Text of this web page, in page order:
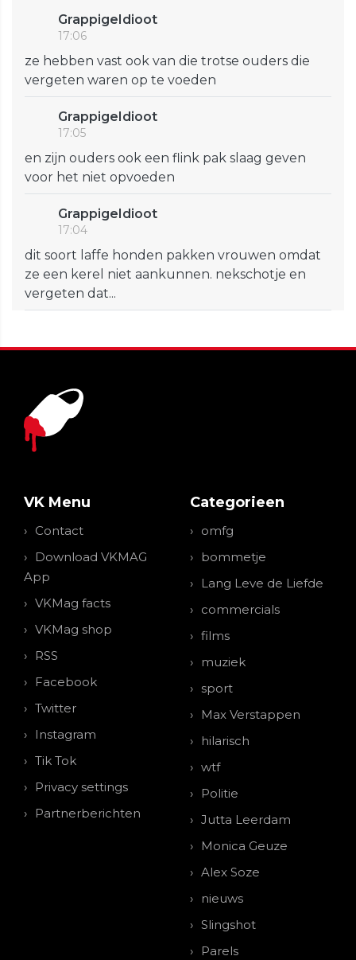
GrappigeIdioot
17:06
ze hebben vast ook van die trotse ouders die
vergeten waren op te voeden
GrappigeIdioot
17:05
en zijn ouders ook een flink pak slaag geven
voor het niet opvoeden
GrappigeIdioot
17:04
dit soort laffe honden pakken vrouwen omdat
ze een kerel niet aankunnen. nekschotje en
vergeten dat...
VK Menu
Contact
Download VKMAG
App
VKMag facts
VKMag shop
RSS
Facebook
Twitter
Instagram
Tik Tok
Privacy settings
Partnerberichten
Categorieen
omfg
bommetje
Lang Leve de Liefde
commercials
films
muziek
sport
Max Verstappen
hilarisch
wtf
Politie
Jutta Leerdam
Monica Geuze
Alex Soze
nieuws
Slingshot
Parels